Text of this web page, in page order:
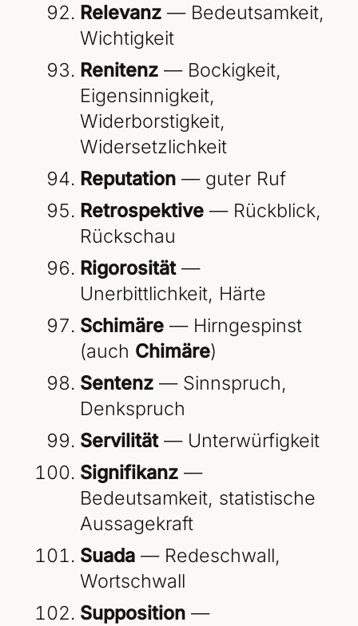
Relevanz— Bedeutsamkeit,
Wichtigkeit
Renitenz— Bockigkeit,
Eigensinnigkeit,
Widerborstigkeit,
Widersetzlichkeit
Reputation— guter Ruf
Retrospektive— Rückblick,
Rückschau
Rigorosität—
Unerbittlichkeit, Härte
Schimäre— Hirngespinst
(auch Chimäre)
Sentenz— Sinnspruch,
Denkspruch
Servilität— Unterwürfigkeit
Signifikanz—
Bedeutsamkeit, statistische
Aussagekraft
Suada— Redeschwall,
Wortschwall
Supposition—